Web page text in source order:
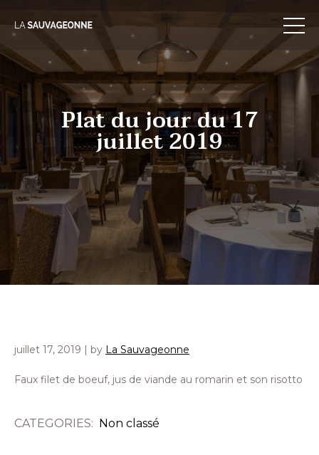
to
content
Plat du jour du 17
juillet 2019
juillet 17, 2019 | by La Sauvageonne
Faux filet de boeuf, jus de viande au romarin et son risotto
CATEGORIES: Non classé